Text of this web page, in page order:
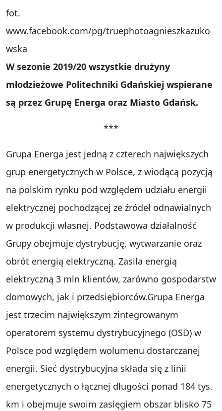
fot.
www.facebook.com/pg/truephotoagnieszkazuko
wska
W sezonie 2019/20 wszystkie drużyny
młodzieżowe Politechniki Gdańskiej wspierane
są przez Grupę Energa oraz Miasto Gdańsk.
***
Grupa Energa jest jedną z czterech największych
grup energetycznych w Polsce, z wiodącą pozycją
na polskim rynku pod względem udziału energii
elektrycznej pochodzącej ze źródeł odnawialnych
w produkcji własnej. Podstawowa działalność
Grupy obejmuje dystrybucję, wytwarzanie oraz
obrót energią elektryczną. Zasila energią
elektryczną 3 mln klientów, zarówno gospodarstw
domowych, jak i przedsiębiorców.Grupa Energa
jest trzecim największym zintegrowanym
operatorem systemu dystrybucyjnego (OSD) w
Polsce pod względem wolumenu dostarczanej
energii. Sieć dystrybucyjna składa się z linii
energetycznych o łącznej długości ponad 184 tys.
km i obejmuje swoim zasięgiem obszar blisko 75